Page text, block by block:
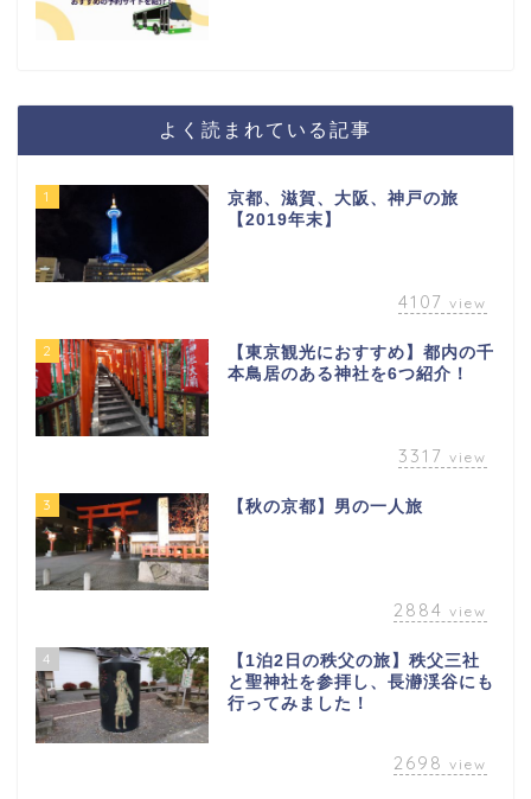
よく読まれている記事
1
京都、滋賀、大阪、神戸の旅
【2019年末】
4107 view
2
【東京観光におすすめ】都内の千
本鳥居のある神社を6つ紹介！
3317 view
3 【秋の京都】男の一人旅
2884 view
4
【1泊2日の秩父の旅】秩父三社
と聖神社を参拝し、長瀞渓谷にも
行ってみました！
2698 view